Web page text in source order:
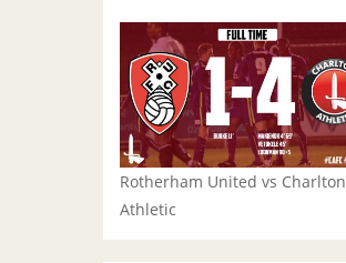
Rotherham United vs Charlton
Athletic